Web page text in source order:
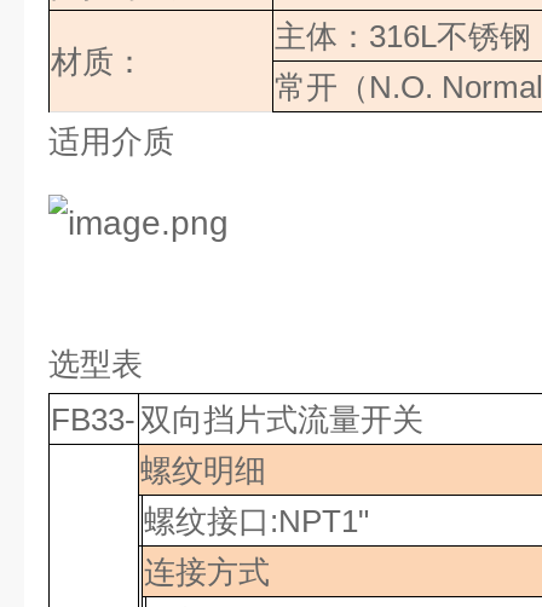
材质：
主体： 316L不锈钢
常开（ N.O.
适用介质
选型表
FB33-双向挡片式流量开关
螺纹明细
螺纹接口 :NPT1"
连接方式